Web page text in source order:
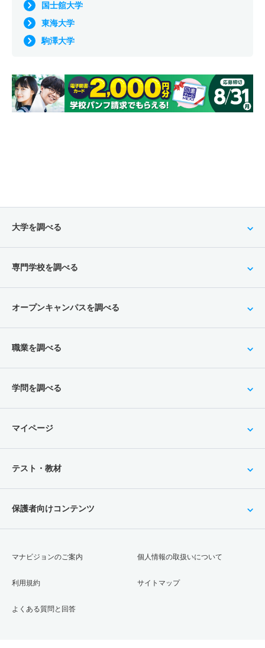
国士舘大学
東海大学
駒澤大学
大学を調べる
専門学校を調べる
オープンキャンパスを調べる
職業を調べる
学問を調べる
マイページ
テスト・教材
保護者向けコンテンツ
マナビジョンのご案内
利用規約
よくある質問と回答
個人情報の取扱いについて
サイトマップ